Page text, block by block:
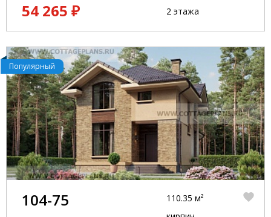
54 265 ₽
2 этажа
Популярный
104-75
110.35 м²